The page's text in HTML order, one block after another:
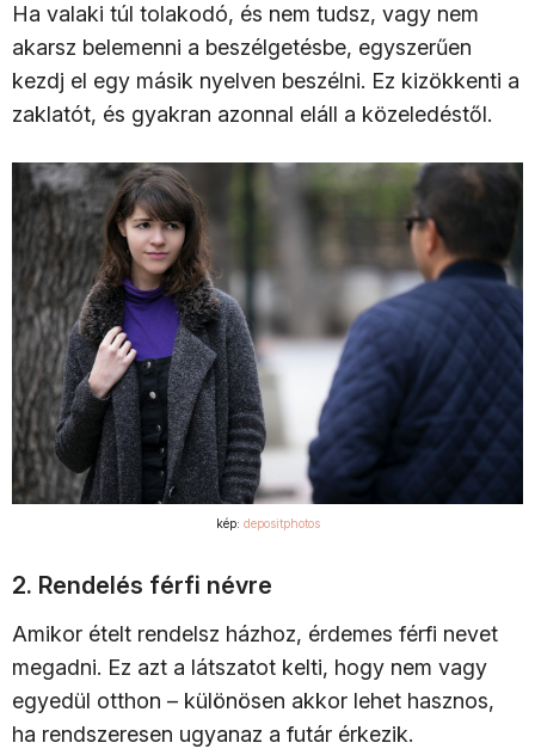
Ha valaki túl tolakodó, és nem tudsz, vagy nem
akarsz belemenni a beszélgetésbe, egyszerűen
kezdj el egy másik nyelven beszélni. Ez kizökkenti a
zaklatót, és gyakran azonnal eláll a közeledéstől.
kép: depositphotos
2. Rendelés férfi névre
Amikor ételt rendelsz házhoz, érdemes férfi nevet
megadni. Ez azt a látszatot kelti, hogy nem vagy
egyedül otthon – különösen akkor lehet hasznos,
ha rendszeresen ugyanaz a futár érkezik.